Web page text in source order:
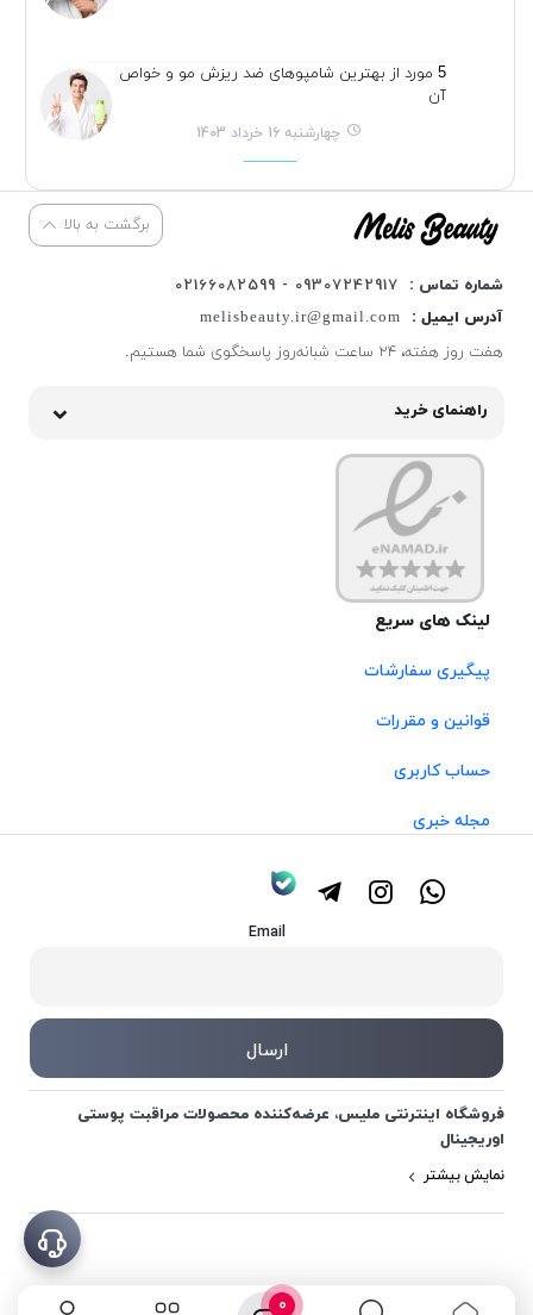
5 مورد از بهترین شامپوهای ضد ریزش مو و خواص
آن
چهارشنبه 16 خرداد 1403
0
برگشت به بالا
شماره تماس :
09307242917 - 02166082599
آدرس ایمیل :
melisbeauty.ir@gmail.com
هفت روز هفته، ۲۴ ساعت شبانه‌روز پاسخگوی شما هستیم.
راهنمای خرید
لینک های سریع
پیگیری سفارشات
قوانین و مقررات
حساب کاربری
مجله خبری
Email
فروشگاه اینترنتی ملیس، عرضه‌کننده محصولات مراقبت پوستی
اوریجینال
نمایش بیشتر